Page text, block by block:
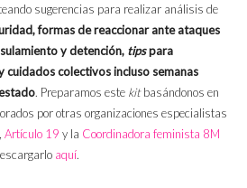
sugerencias para realizar análisis de
formas de reaccionar ante ataques
y detención, tipspara
colectivos incluso semanas
. Preparamos este kitbasándonos en
por otras organizaciones especialistas
Artículo 19 y la Coordinadora feminista 8M
aquí.